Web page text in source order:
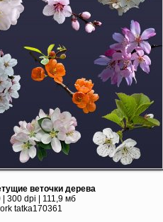
веточки дерева
300 dpi | 111,9 мб
tatka170361